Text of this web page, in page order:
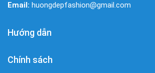
Email: huongdepfashion@gmail.com
Hướng dẫn
Chính sách